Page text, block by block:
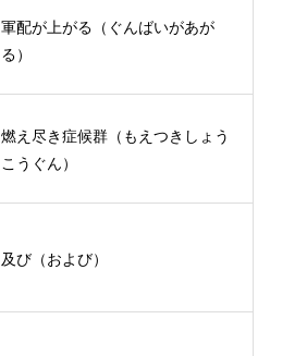
軍配が上がる（ぐんばいがあが
る）
燃え尽き症候群（もえつきしょう
こうぐん）
及び（および）